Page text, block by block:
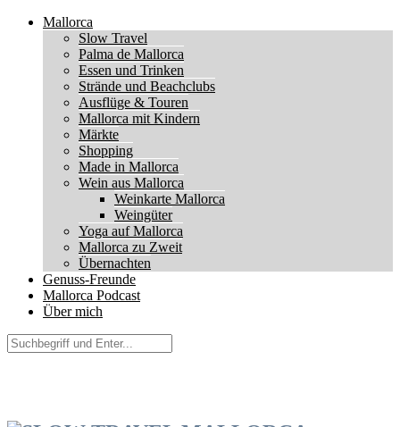
Mallorca
Slow Travel
Palma de Mallorca
Essen und Trinken
Strände und Beachclubs
Ausflüge & Touren
Mallorca mit Kindern
Märkte
Shopping
Made in Mallorca
Wein aus Mallorca
Weinkarte Mallorca
Weingüter
Yoga auf Mallorca
Mallorca zu Zweit
Übernachten
Genuss-Freunde
Mallorca Podcast
Über mich